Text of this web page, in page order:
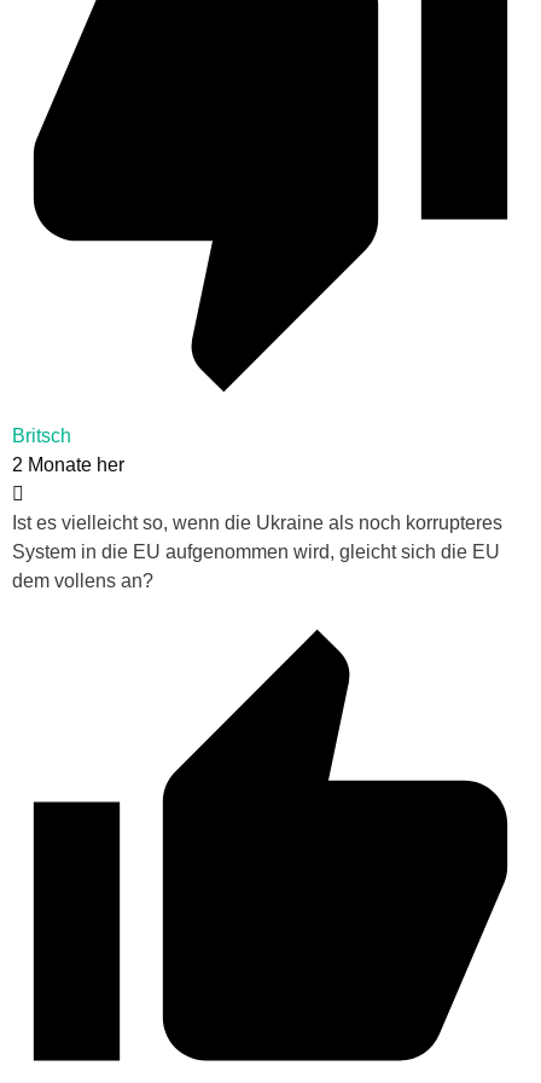
Britsch
2 Monate her
Ist es vielleicht so, wenn die Ukraine als noch korrupteres
System in die EU aufgenommen wird, gleicht sich die EU
dem vollens an?